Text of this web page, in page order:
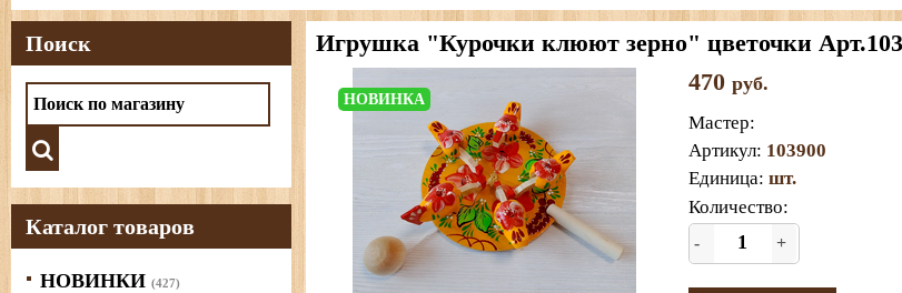
Игрушка "Курочки клюют зерно" цветочки
НОВИНКА
470 руб.
Мастер:
Артикул: 103900
Единица: шт.
Количество:
- +
Поиск
Каталог товаров
НОВИНКИ (427)